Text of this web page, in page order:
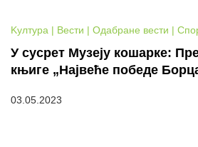
Kултура | Вести | Одабране вести |
У сусрет Музеју кошарке:
књиге „Највеће победе
03.05.2023